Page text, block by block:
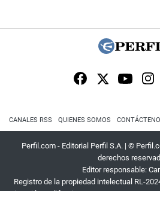
CANALES RSS QUIENES SOMOS
Perfil.com - Editorial Perfil S.A. | ©
derechos
Editor responsable:
Registro de la propiedad intelectual RL-
Dirección:California 2715,C1289ABI,